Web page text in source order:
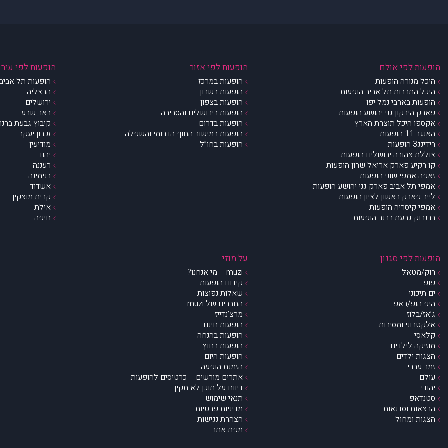
הופעות לפי אולם
היכל מנורה הופעות
היכל התרבות תל אביב הופעות
הופעות בארבי נמל יפו
פארק הירקון גני יהושע הופעות
אקספו היכל תוצרת הארץ
האנגר 11 הופעות
רידינג3 הופעות
צוללת צהובה ירושלים הופעות
קו רקיע פארק אריאל שרון הופעות
זאפה אמפי שוני הופעות
אמפי תל אביב פארק גני יהושע הופעות
לייב פארק ראשון לציון הופעות
אמפי קיסריה הופעות
ברנרוק גבעת ברנר הופעות
הופעות לפי אזור
הופעות במרכז
הופעות בשרון
הופעות בצפון
הופעות בירושלים והסביבה
הופעות בדרום
הופעות במישור החוף הדרומי והשפלה
הופעות בחו”ל
הופעות לפי עיר
הופעות תל
הרצליה
ירושלים
באר שבע
קיבוץ גבעת
זכרון יעקב
מודיעין
יהוד
רעננה
בנימינה
אשדוד
קרית מוצקין
אילת
חיפה
הופעות לפי סגנון
רוק/מטאל
פופ
ים תיכוני
היפ הופ/ראפ
ג’אז/בלוז
אלקטרוני ומסיבות
קלאסי
מוזיקה לילדים
הצגות ילדים
זמר עברי
עולם
יהודי
סטנדאפ
הרצאות וסדנאות
הצגות ומחול
על מוזי
muzi – מי אנחנו?
קידום הופעות
שאלות נפוצות
החברים של muzi
מרצ’נדייז
הופעות חינם
הופעות בהנחה
הופעות בחוץ
הופעות היום
הזמנת הופעה
אתרים מורשים – כרטיסים להופעות
דיווח על תוכן לא תקין
תנאי שימוש
מדיניות פרטיות
הצהרת נגישות
מפת אתר